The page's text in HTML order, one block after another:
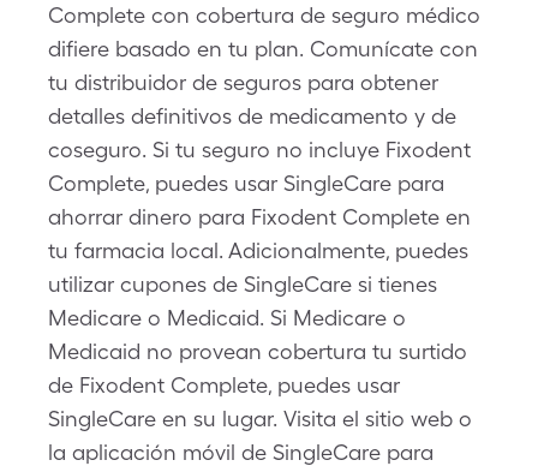
Complete con cobertura de seguro médico
difiere basado en tu plan. Comunícate con
tu distribuidor de seguros para obtener
detalles definitivos de medicamento y de
coseguro. Si tu seguro no incluye Fixodent
Complete, puedes usar SingleCare para
ahorrar dinero para Fixodent Complete en
tu farmacia local. Adicionalmente, puedes
utilizar cupones de SingleCare si tienes
Medicare o Medicaid. Si Medicare o
Medicaid no provean cobertura tu surtido
de Fixodent Complete, puedes usar
SingleCare en su lugar. Visita el sitio web o
la aplicación móvil de SingleCare para